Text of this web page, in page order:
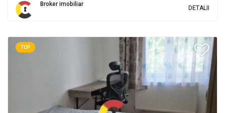
Broker imobiliar
DETALII
TOP